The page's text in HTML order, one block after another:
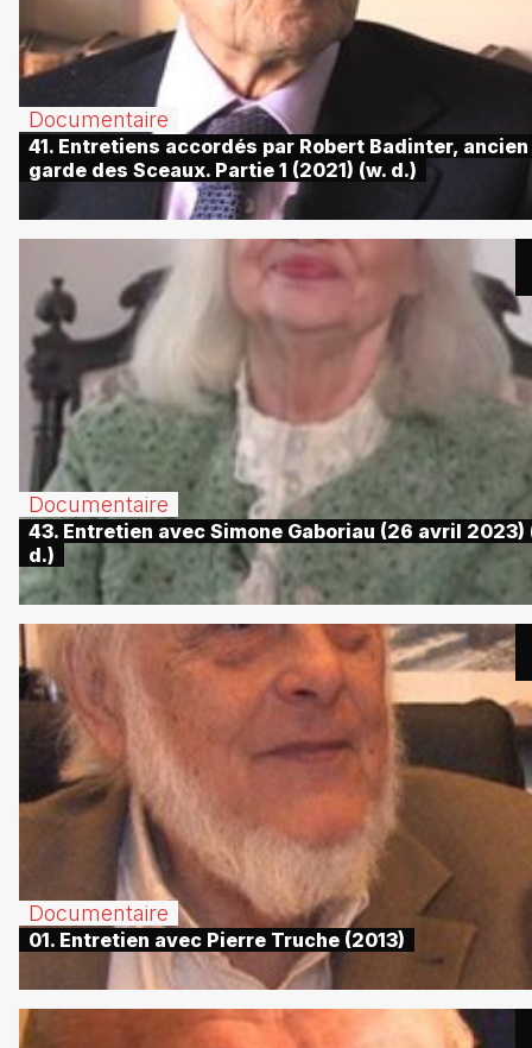
Documentaire
41. Entretiens accordés par Robert Badinter, ancien
garde des Sceaux. Partie 1 (2021) (w. d.)
Documentaire
43. Entretien avec Simone Gaboriau (26 avril 2023)
d.)
Documentaire
01. Entretien avec Pierre Truche (2013)